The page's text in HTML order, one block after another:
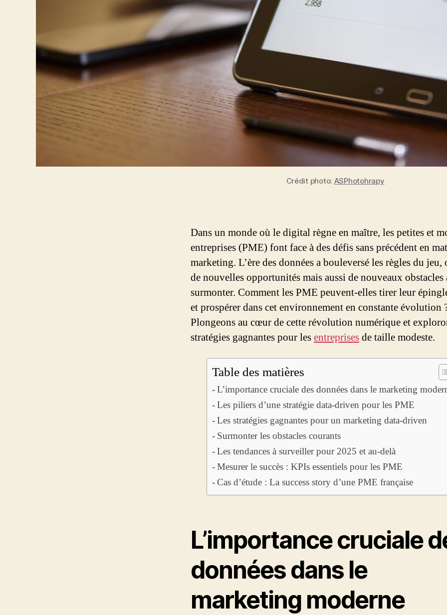
Crédit photo: ASPhotohrapy
Dans un monde où le digital règne en maître, les petites et
entreprises (PME) font face à des défis sans précédent en
marketing. L’ère des données a bouleversé les règles du
de nouvelles opportunités mais aussi de nouveaux obstacles
surmonter. Comment les PME peuvent-elles tirer leur
et prospérer dans cet environnement en constante évolution
Plongeons au cœur de cette révolution numérique et
stratégies gagnantes pour lesentreprisesde taille modeste.
Table des matières
L’importance cruciale des données dans le marketing
Les piliers d’une stratégie data-driven pour les PME
Les stratégies gagnantes pour un marketing data-driven
Surmonter les obstacles courants
Les tendances à surveiller pour 2025 et au-delà
Mesurer le succès : KPIs essentiels pour les PME
Cas d’étude : La success story d’une PME française
L’importance cruciale
données dans le
marketing moderne